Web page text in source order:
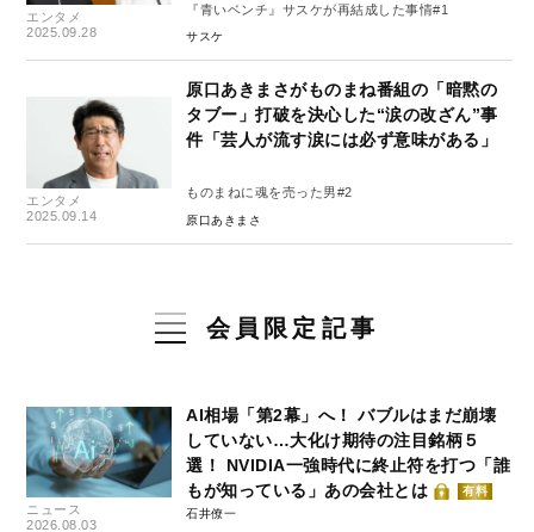
エンタメ
2025.09.28
『青いベンチ』サスケが再結成した事情#1
サスケ
エンタメ
2025.09.14
原口あきまさがものまね番組の「暗黙の
タブー」打破を決心した“涙の改ざん”事
件「芸人が流す涙には必ず意味がある」
ものまねに魂を売った男#2
原口あきまさ
会員限定記事
ニュース
2026.08.03
AI相場「第2幕」へ！ バブルはまだ崩壊
していない…大化け期待の注目銘柄５
選！ NVIDIA一強時代に終止符を打つ「誰
もが知っている」あの会社とは
有料
石井僚一